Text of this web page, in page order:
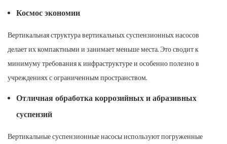
Космос экономии
Вертикальная структура вертикальных суспензионных насосов
делает их компактными и занимает меньше места. Это сводит к
минимуму требования к инфраструктуре и особенно полезно в
учреждениях с ограниченным пространством.
Отличная обработка коррозийных и абразивных
суспензий
Вертикальные суспензионные насосы используют погруженные